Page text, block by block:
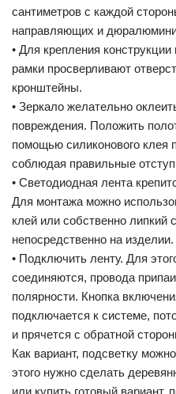
сантиметров с каждой
направляющих и
• Для крепления
рамки просверливают
кронштейны.
• Зеркало желательно
повреждения. Положить
помощью силиконового клея
соблюдая правильные
• Светодиодная лента
Для монтажа можно
клей или собственно липкий
непосредственно на изделии.
• Подключить ленту. Для
соединяются, провода
полярности. Кнопка
подключается к системе,
и прячется с обратной
Как вариант, подсветку
этого нужно сделать
или купить готовый